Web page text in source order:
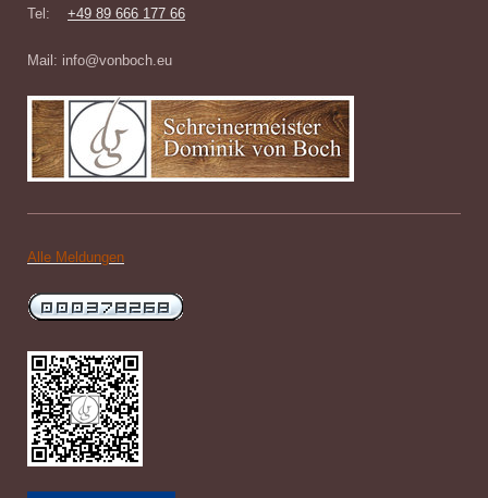
Tel: +49 89 666 177 66
Mail: info@vonboch.eu
Alle Meldungen